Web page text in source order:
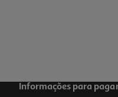
Informações para